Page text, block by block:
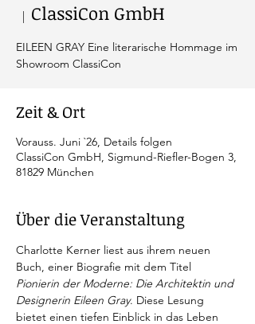
  |
ClassiCon GmbH
EILEEN GRAY Eine literarische Hommage im
Showroom ClassiCon
Zeit & Ort
Vorauss. Juni `26, Details folgen
ClassiCon GmbH, Sigmund-Riefler-Bogen 3,
81829 München
Über die Veranstaltung
Charlotte Kerner liest aus ihrem neuen
Buch, einer Biografie mit dem Titel
Pionierin der Moderne: Die Architektin und
Designerin Eileen Gray. Diese Lesung
bietet einen tiefen Einblick in das Leben